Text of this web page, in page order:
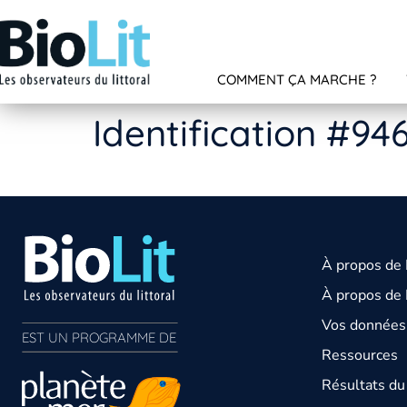
COMMENT ÇA MARCHE ?
Identification
EST UN PROGRAMME DE
À propos de
À propos de
Vos
Ressources
Résultats